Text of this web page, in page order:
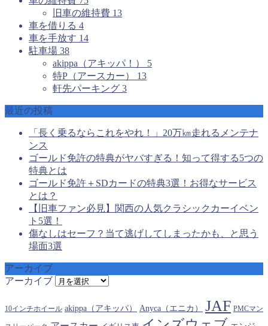
旧車の維持費 13
車を借りる 4
車を手放す 14
駐車場 38
akippa（アキッパ！） 5
特P（アースカー） 13
軒先パーキング 3
最近の投稿
「長く乗るならこれをやれ！」20万㎞走れるメンテナ
ンス
ゴールド免許の特典がヤバすぎる！知って得する5つの
特典とは
ゴールド免許＋SDカードの特典3選！お得なサービス
とは？
【旧車ファン必見】関西の人気クラシックカーイベン
ト5選！
傷なしはセーフ？当て逃げしてしまったかも、と思う
場面3選
アーカイブ
アーカイブ
10インチホイール akippa（アキッパ） Anyca（エニカ） JAF PMCマン